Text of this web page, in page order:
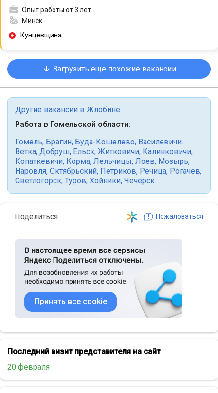
Опыт работы от 3 лет
Минск
Кунцевщина
Загрузить еще похожие вакансии
Другие вакансии в Жлобине
Работа в Гомельской области:
Гомель, Брагин, Буда-Кошелево, Василевичи,
Ветка, Добруш, Ельск, Житковичи, Калинковичи,
Копаткевичи, Корма, Лельчицы, Лоев, Мозырь,
Наровля, Октябрьский, Петриков, Речица, Рогачев,
Светлогорск, Туров, Хойники, Чечерск
Поделиться Пожаловаться
Принять все cookie
Последний визит представителя на сайт
20 февраля